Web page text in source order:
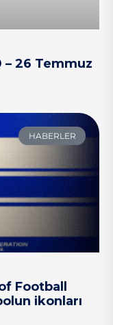
26 Temmuz
HABERLER
Football
ikonları